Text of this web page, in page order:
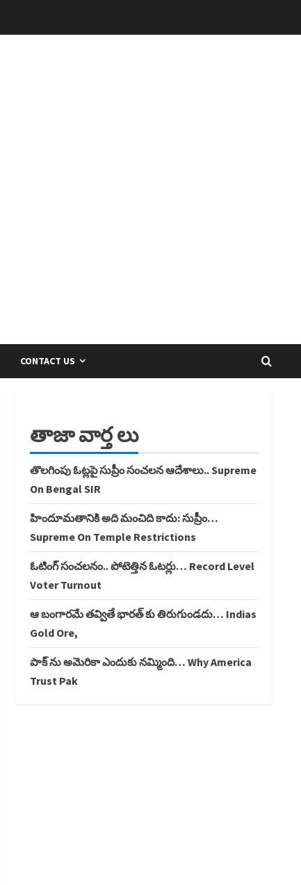
CONTACT US
తాజా వార్త లు
తొలగింపు ఓట్లపై సుప్రీం సంచలన ఆదేశాలు.. Supreme
On Bengal SIR
హిందూమతానికి అది మంచిది కాదు: సుప్రీం…
Supreme On Temple Restrictions
ఓటింగ్ సంచలనం.. పోటెత్తిన ఓటర్లు… Record Level
Voter Turnout
ఆ బంగారమే తవ్వితే భారత్ కు తిరుగుండదు… Indias
Gold Ore,
పాక్ ను అమెరికా ఎందుకు నమ్మింది… Why America
Trust Pak